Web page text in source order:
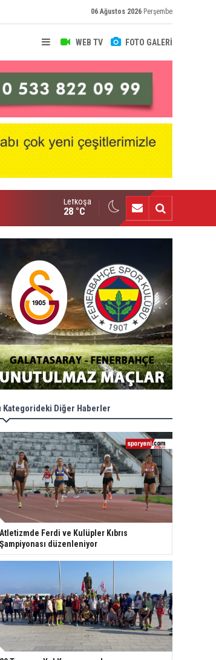
06 Ağustos 2026 Perşembe
WEB TV FOTO GALERİ
Lefkoşa
28 °C
Kategorideki Diğer Haberler
Atletizmde Ferdi ve Kulüpler Kıbrıs
Şampiyonası düzenleniyor